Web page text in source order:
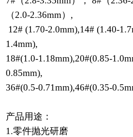
（2.0-2.36mm）,
12# (1.70-2.0mm),14# (1.40-
1.4mm),
18#(1.0-1.18mm),20#(0.85-
0.85mm),
36#(0.5-0.71mm),46#(0.35-
产品用途：
1.零件抛光研磨